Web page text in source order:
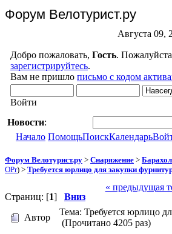
Форум Велотурист.ру
Августа 09,
Добро пожаловать, Гость.
зарегистрируйтесь.
Вам не пришло письмо с кодом
Войти
Новости:
Начало ПомощьПоискКалендарь
Форум Велотурист.ру > Снаряжение >
OPr) > Требуется юрлицо для закупки
Страниц: [1] Вниз
« предыдущая
Автор
Тема: Требуется юрлицо
(Прочитано 4205 раз)